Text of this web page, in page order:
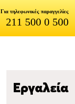
Για τηλεφωνικές παραγγελίες
211 500 0 500